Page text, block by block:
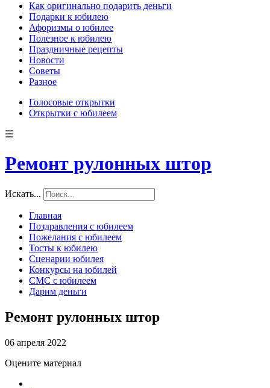
Как оригинально подарить деньги
Подарки к юбилею
Афоризмы о юбилее
Полезное к юбилею
Праздничные рецепты
Новости
Советы
Разное
Голосовые открытки
Открытки с юбилеем
☰
Ремонт рулонных штор
Искать...
Главная
Поздравления с юбилеем
Пожелания с юбилеем
Тосты к юбилею
Сценарии юбилея
Конкурсы на юбилей
СМС с юбилеем
Дарим деньги
Ремонт рулонных штор
06 апреля 2022
Оцените материал